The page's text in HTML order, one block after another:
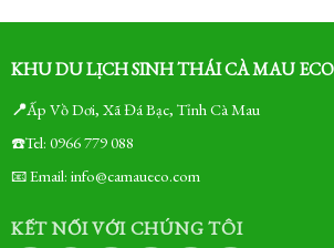
KHU DU LỊCH SINH THÁI CÀ MAU ECO
📍Ấp Vồ Dơi, Xã Đá Bạc, Tỉnh Cà Mau
☎️Tel: 0966 779 088
📧 Email: info@camaueco.com
KẾT NỐI VỚI CHÚNG TÔI